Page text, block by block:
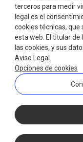
terceros para medir
legal es el
cookies técnicas,
esta web. El titular
las cookies, y sus
Aviso Legal
Opciones de cookies